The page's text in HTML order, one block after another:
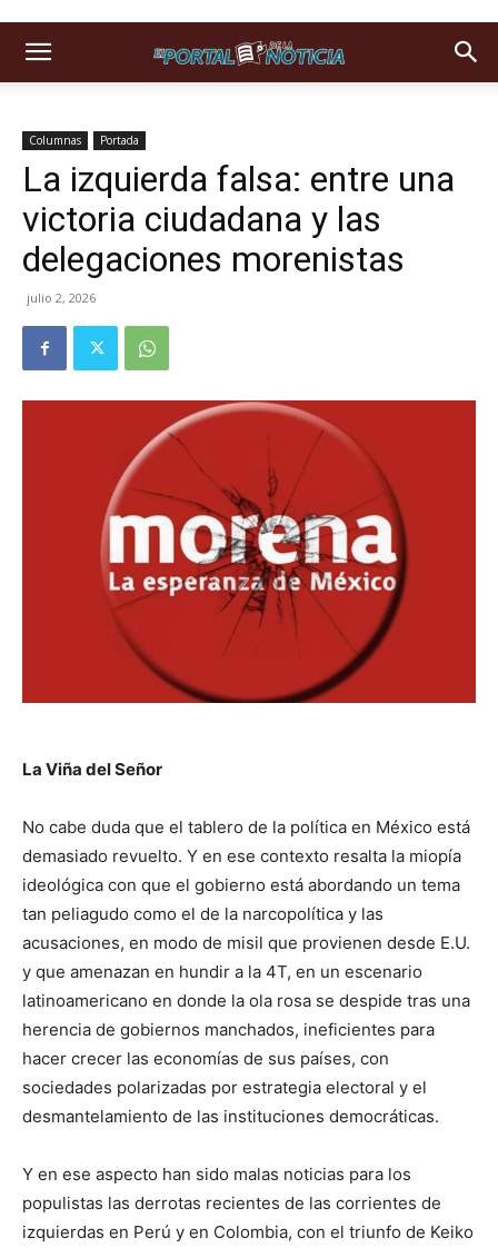
Columnas Portada
La izquierda falsa: entre una
victoria ciudadana y las
delegaciones morenistas
julio 2, 2026
La Viña del Señor
No cabe duda que el tablero de la política en México está
demasiado revuelto. Y en ese contexto resalta la miopía
ideológica con que el gobierno está abordando un tema
tan peliagudo como el de la narcopolítica y las
acusaciones, en modo de misil que provienen desde E.U.
y que amenazan en hundir a la 4T, en un escenario
latinoamericano en donde la ola rosa se despide tras una
herencia de gobiernos manchados, ineficientes para
hacer crecer las economías de sus países, con
sociedades polarizadas por estrategia electoral y el
desmantelamiento de las instituciones democráticas.
Y en ese aspecto han sido malas noticias para los
populistas las derrotas recientes de las corrientes de
izquierdas en Perú y en Colombia, con el triunfo de Keiko